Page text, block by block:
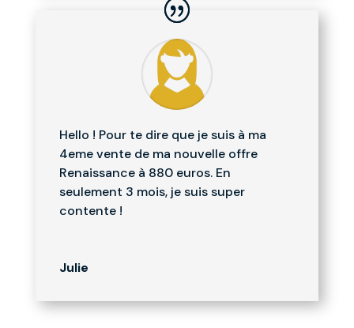
Hello ! Pour te dire que je suis à ma
4eme vente de ma nouvelle offre
Renaissance à 880 euros. En
seulement 3 mois, je suis super
contente !
Julie